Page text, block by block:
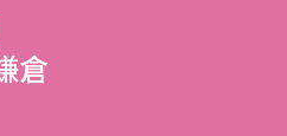
倉